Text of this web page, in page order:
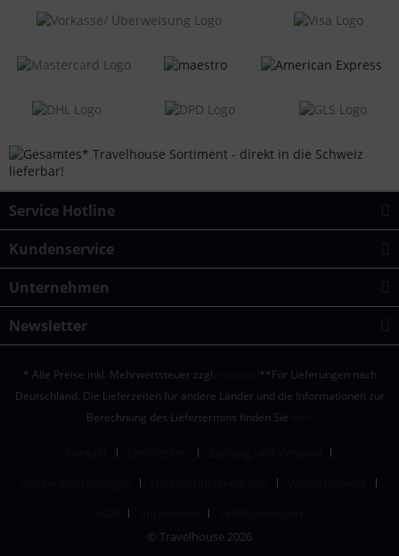
Service Hotline
Kundenservice
Unternehmen
Newsletter
* Alle Preise inkl. Mehrwertsteuer zzgl.
**Für Lieferungen nach
Deutschland. Die Lieferzeiten für andere Länder und die Informationen zur
Berechnung des Liefertermins finden Sie
© Travelhouse 2026